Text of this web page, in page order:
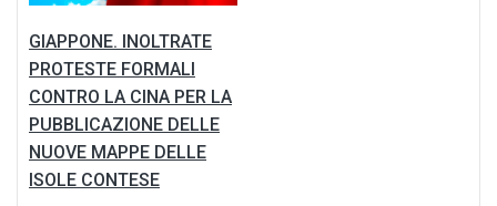
GIAPPONE. INOLTRATE
PROTESTE FORMALI
CONTRO LA CINA PER LA
PUBBLICAZIONE DELLE
NUOVE MAPPE DELLE
ISOLE CONTESE